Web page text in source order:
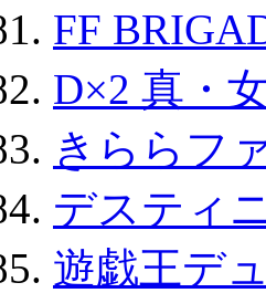
FF
D×2 真・
きららフ
デスティ
遊戯王デ